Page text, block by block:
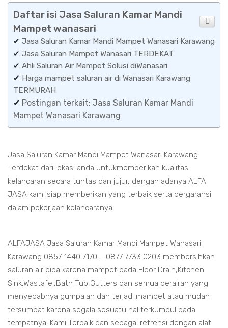
Daftar isi Jasa Saluran Kamar Mandi
Mampet wanasari
✔ Jasa Saluran Kamar Mandi Mampet Wanasari Karawang
✔ Jasa Saluran Mampet Wanasari TERDEKAT
✔ Ahli Saluran Air Mampet Solusi diWanasari
✔ Harga mampet saluran air di Wanasari Karawang
TERMURAH
✔ Postingan terkait: Jasa Saluran Kamar Mandi
Mampet Wanasari Karawang
Jasa Saluran Kamar Mandi Mampet Wanasari Karawang
Terdekat dari lokasi anda untukmemberikan kualitas
kelancaran secara tuntas dan jujur, dengan adanya ALFA
JASA kami siap memberikan yang terbaik serta bergaransi
dalam pekerjaan kelancaranya.
ALFAJASA Jasa Saluran Kamar Mandi Mampet Wanasari
Karawang 0857 1440 7170 – 0877 7733 0203 membersihkan
saluran air pipa karena mampet pada Floor Drain,Kitchen
Sink,Wastafel,Bath Tub,Gutters dan semua perairan yang
menyebabnya gumpalan dan terjadi mampet atau mudah
tersumbat karena segala sesuatu hal terkumpul pada
tempatnya. Kami Terbaik dan sebagai refrensi dengan alat